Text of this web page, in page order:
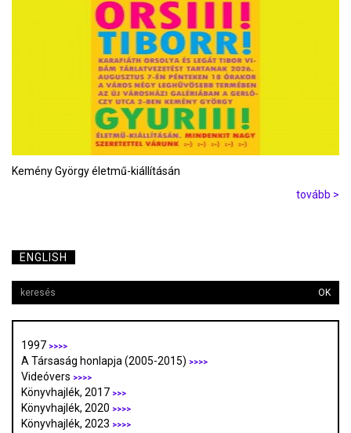
Kemény György életmű-kiállításán
tovább >
ENGLISH
OK
1997 >>>>
A Társaság honlapja (2005-2015) >>>>
Videóvers >>>>
Könyvhajlék, 2017 >>>
Könyvhajlék, 2020 >>>>
Könyvhajlék, 2023 >>>>